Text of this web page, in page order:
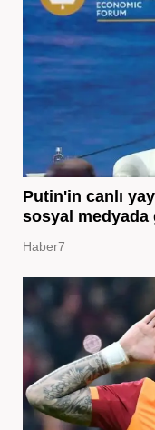
Putin'in canlı
sosyal medyada
Haber7